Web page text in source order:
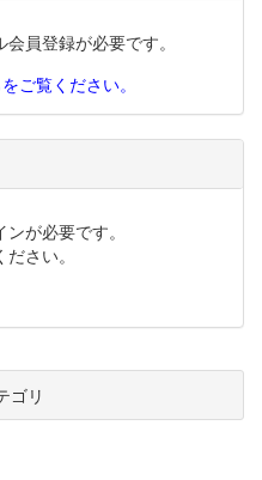
員登録が必要です。
ご覧ください。
が必要です。
さい。
ゴリ